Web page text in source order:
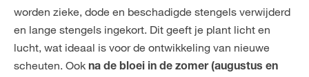
worden zieke, dode en beschadigde stengels verwijderd
en lange stengels ingekort. Dit geeft je plant licht en
lucht, wat ideaal is voor de ontwikkeling van nieuwe
scheuten. Ook na de bloei in de zomer (augustus en